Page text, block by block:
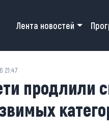
Main navigation
Лента новостей
21:47
продлили